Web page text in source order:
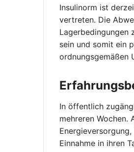
Insulinorm ist
vertreten. Die
Lagerbedingungen
sein und somit ein
ordnungsgemäßen
In öffentlich
mehreren
Einnahme in ihren